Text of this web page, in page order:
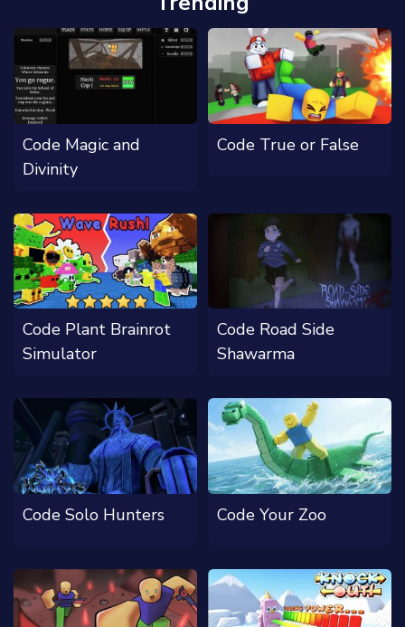
Code Magic and
Divinity
Code True or False
Code Plant Brainrot
Simulator
Code Road Side
Shawarma
Code Solo Hunters Code Your Zoo